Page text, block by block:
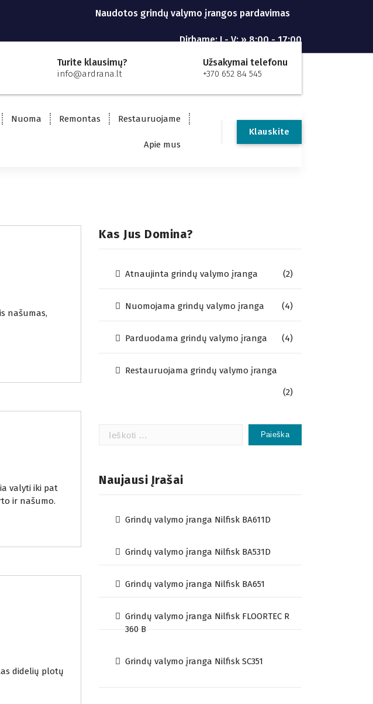
Naudotos grindų valymo įrangos pardavimas
Dirbame: I - V: » 8:00 - 17:00
Turite klausimų?
info@ardrana.lt
Užsakymai telefonu
+370 652 84 545
Nuoma Remontas Restauruojame
Apie mus
Klauskite
našumas,
valyti iki pat
ir našumo.
didelių plotų
Kas Jus Domina?
Atnaujinta grindų valymo įranga (2)
Nuomojama grindų valymo įranga (4)
Parduodama grindų valymo įranga (4)
Restauruojama grindų valymo įranga
(2)
Ieškoti:
Naujausi Įrašai
Grindų valymo įranga Nilfisk BA611D
Grindų valymo įranga Nilfisk BA531D
Grindų valymo įranga Nilfisk BA651
Grindų valymo įranga Nilfisk FLOORTEC R
360 B
Grindų valymo įranga Nilfisk SC351